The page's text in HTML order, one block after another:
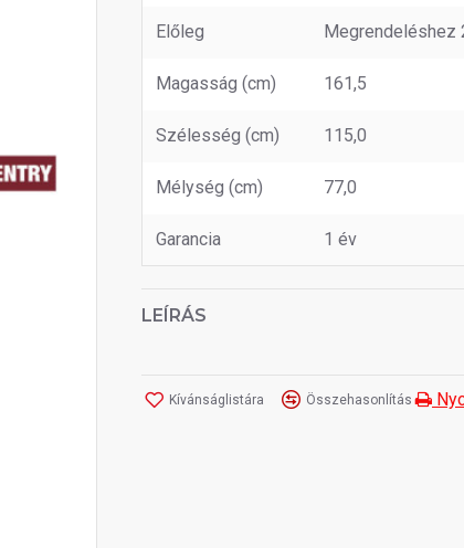
Előleg Megrendeléshez
Magasság (cm) 161,5
Szélesség (cm) 115,0
Mélység (cm) 77,0
Garancia 1 év
LEÍRÁS
Kívánságlistára Összehasonlítás